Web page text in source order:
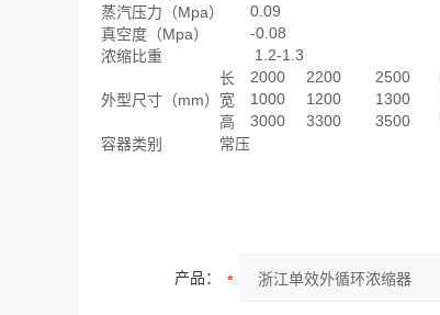
蒸汽压力（Mpa）
0.09
真空度（Mpa）
-0.08
浓缩比重
1.2-1.3
外型尺寸（mm）
长 2000 2200 2500
宽
1000 1200 1300
高
3000 3300 3500
容器类别
常压
产品：